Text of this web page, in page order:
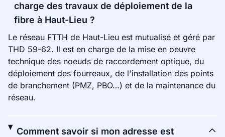
charge des travaux de déploiement de la
fibre à Haut-Lieu ?
Le réseau FTTH de Haut-Lieu est mutualisé et géré par
THD 59-62. Il est en charge de la mise en oeuvre
technique des noeuds de raccordement optique, du
déploiement des fourreaux, de l'installation des points
de branchement (PMZ, PBO…) et de la maintenance du
réseau.
Comment savoir si mon adresse est